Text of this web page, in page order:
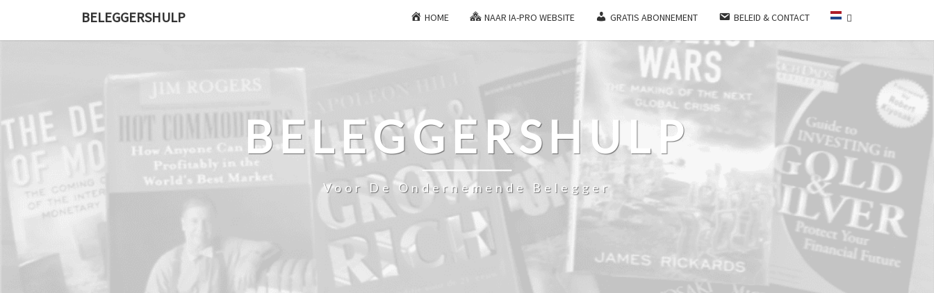
BELEGGERSHULP HOME NAAR IA-PRO WEBSITE GRATIS ABONNEMENT BELEID & CONTACT
BELEGGERSHULP
Voor De Ondernemende Belegger